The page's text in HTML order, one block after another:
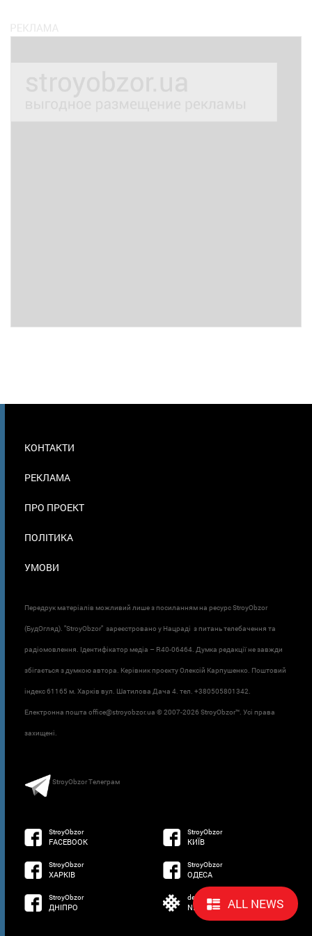
ALL NEWS
В
КОНТАКТИ
РЕКЛАМА
ПРО ПРОЕКТ
ПОЛІТИКА
УМОВИ
Передрук матеріалів можливий лише з посиланням на ресурс StroyObzor
(БудОгляд). "StroyObzor" зареєстровано у Нацраді з питань телебачення та
радіомовлення. Ідентифікатор медіа – R40-06464. Думка редакції не завжди
збігається з думкою автора. Керівник проєкту Олексій Карпушенко. Поштовий
індекс 61165 м. Харків вул. Шатилова Дача 4. тел. +380505801342.
Електронна пошта office@stroyobzor.ua © 2007-2026 StroyObzor™. Усі права
захищені.
StroyObzor Телеграм
StroyObzor
FACEBOOK
StroyObzor
КИЇВ
StroyObzor
ХАРКІВ
StroyObzor
ОДЕСА
StroyObzor
ДНІПРО
developed by
NETSOFTWARE